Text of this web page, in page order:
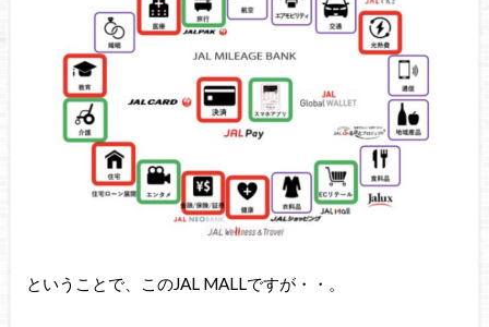
ということで、このJAL MALLですが・・。